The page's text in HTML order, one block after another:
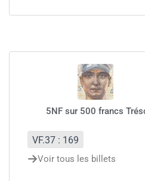
5NF sur 500 francs
Voir tous les billets
VF.37 : 169